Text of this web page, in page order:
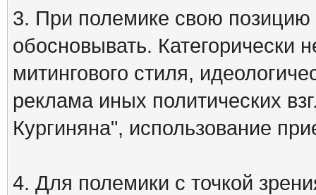
3. При полемике свою
обосновывать. Категорически
митингового стиля,
реклама иных политических
Кургиняна", использование
4. Для полемики с точкой